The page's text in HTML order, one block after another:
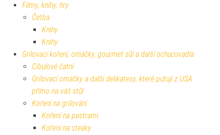
Filmy, knihy, hry
Četba
Knihy
Knihy
Grilovací koření, omáčky, gourmet sůl a další ochucovadla
Cibulové čatní
Grilovací omáčky a další delikatesy, které putují z USA
přímo na váš stůl
Koření na grilování
Koření na pastrami
Koření na steaky